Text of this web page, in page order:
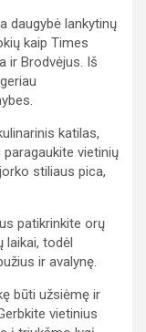
daugybė lankytinų
kaip Times
ir Brodvėjus. Iš
katilas,
vietinių
stiliaus pica,
patikrinkite orų
laikai, todėl
ir avalynę.
būti užsiėmę ir
vietinius